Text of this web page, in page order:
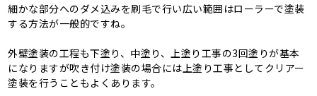
細かな部分へのダメ込みを刷毛で行い広い範囲はローラーで塗装
する方法が一般的ですね。
外壁塗装の工程も下塗り、中塗り、上塗り工事の3回塗りが基本
になりますが吹き付け塗装の場合には上塗り工事としてクリアー
塗装を行うこともよくあります。